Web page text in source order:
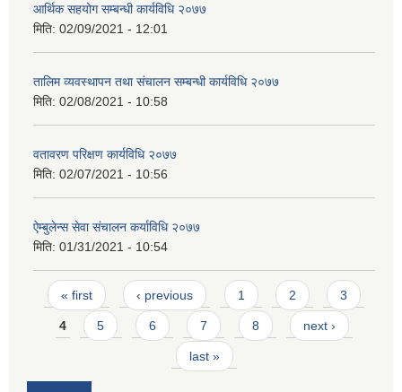
आर्थिक सहयोग सम्बन्धी कार्यविधि २०७७
मिति: 02/09/2021 - 12:01
तालिम व्यवस्थापन तथा संचालन सम्बन्धी कार्यविधि २०७७
मिति: 02/08/2021 - 10:58
वतावरण परिक्षण कार्यविधि २०७७
मिति: 02/07/2021 - 10:56
ऐम्बुलेन्स सेवा संचालन कर्याविधि २०७७
मिति: 01/31/2021 - 10:54
Pages
« first ‹ previous 1 2 3
4 5 6 7 8 next ›
last »